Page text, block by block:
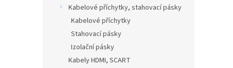
Kabelové příchytky, stahovací pásky
Kabelové příchytky
Stahovací pásky
Izolační pásky
Kabely HDMI, SCART